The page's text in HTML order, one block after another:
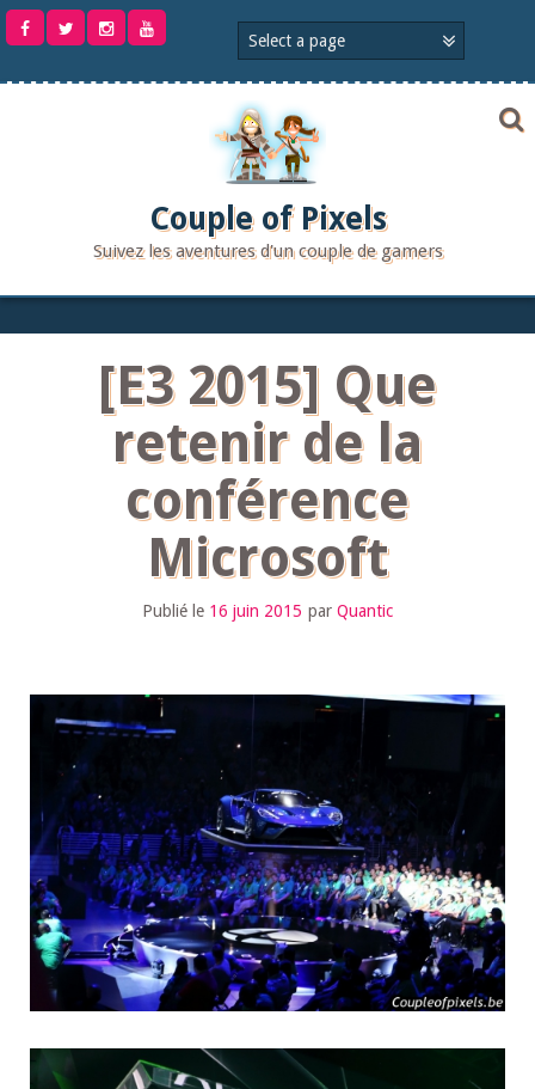
Aller
Couple of Pixels
Suivez les aventures d'un couple de gamers
[E3 2015] Que
retenir de la
conférence
Microsoft
Publié le 16 juin 2015 par Quantic